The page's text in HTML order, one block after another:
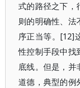
式的路径之下，
则的明确性、
序正当等。[12]
性控制手段中找
底线。但是，并
道德，典型的例